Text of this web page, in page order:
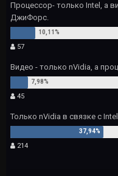
Процессор- только Intel, а
ДжиФорс.
57
Видео - только nVidia, а
45
Только nVidia в связке с
214